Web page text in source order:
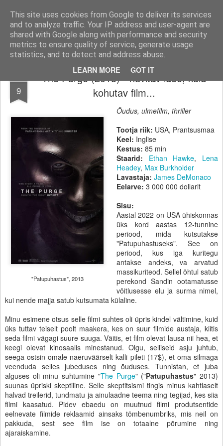
This site uses cookies from Google to deliver its services
and to analyze traffic. Your IP address and user-agent are
shared with Google along with performance and security
metrics to ensure quality of service, generate usage
statistics, and to detect and address abuse.
LEARN MORE GOT IT
Filmid, mängud ja muu huvitav! Filmi-, mängu- ja tootearvustused, TOP nimekirjad ja palju muud huvitavat.
Pages
9
The Purge (2013) - huvitav idee, kuid
kohutav film...
"Patupuhastus", 2013
Õudus, ulmefilm, thriller
Tootja riik: USA, Prantsusmaa
Keel: Inglise
Kestus: 85 min
Staarid:
Ethan Hawke, Lena
Headey, Max Burkholder
Lavastaja: James DeMonaco
Eelarve: 3 000 000 dollarit
Sisu:
Aastal 2022 on USA ühiskonnas
üks kord aastas 12-tunnine
periood, mida kutsutakse
"Patupuhastuseks". See on
periood, kus iga kuritegu
antakse andeks, va arvatud
massikuriteod. Sellel õhtul satub
perekond Sandin ootamatusse
võitlusesse elu ja surma nimel,
kui nende majja satub kutsumata külaline.
Minu esimene otsus selle filmi suhtes oli üpris kindel vältimine, kuid
üks tuttav teiselt poolt maakera, kes on suur filmide austaja, kiitis
seda filmi vägagi suure suuga. Väitis, et film olevat lausa nii hea, et
keegi olevat kinosaalis minestanud. Olgu, selliseid asju juhtub,
seega ostsin omale naeruväärselt kalli pileti (17$), et oma silmaga
veenduda selles jubeduses ning õuduses. Tunnistan, et juba
alguses oli minu suhtumine "The Purge" ("Patupuhastus" 2013)
suunas üpriski skeptiline. Selle skeptitsismi tingis minus kahtlaselt
halvad treilerid, tundmatu ja ainulaadne teema ning tegijad, kes siia
filmi kaasatud. Pidev ebaedu on muutnud filmi produtsentide
eelnevate filmide reklaamid ainsaks tõmbenumbriks, mis neil on
pakkuda, sest see film ise on totaalne põrumine ning
ajaraiskamine.